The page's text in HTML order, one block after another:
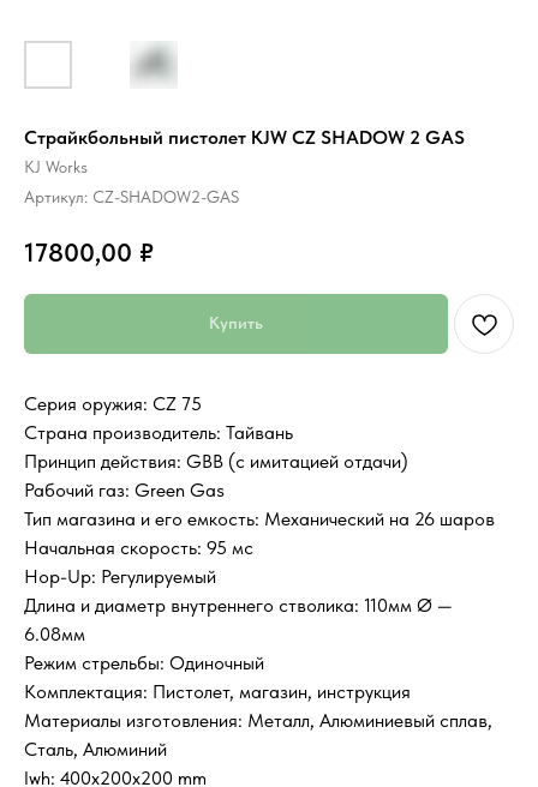
Страйкбольный пистолет KJW CZ SHADOW 2 GAS
KJ Works
Артикул: CZ-SHADOW2-GAS
17800,00 ₽
Купить
Серия оружия: CZ 75
Страна производитель: Тайвань
Принцип действия: GBB (с имитацией отдачи)
Рабочий газ: Green Gas
Тип магазина и его емкость: Механический на 26 шаров
Начальная скорость: 95 мс
Hop-Up: Регулируемый
Длина и диаметр внутреннего стволика: 110мм Ø —
6.08мм
Режим стрельбы: Одиночный
Комплектация: Пистолет, магазин, инструкция
Материалы изготовления: Металл, Алюминиевый сплав,
Сталь, Алюминий
lwh: 400x200x200 mm